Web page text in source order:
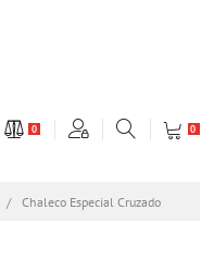
0 0
Chaleco Especial Cruzado